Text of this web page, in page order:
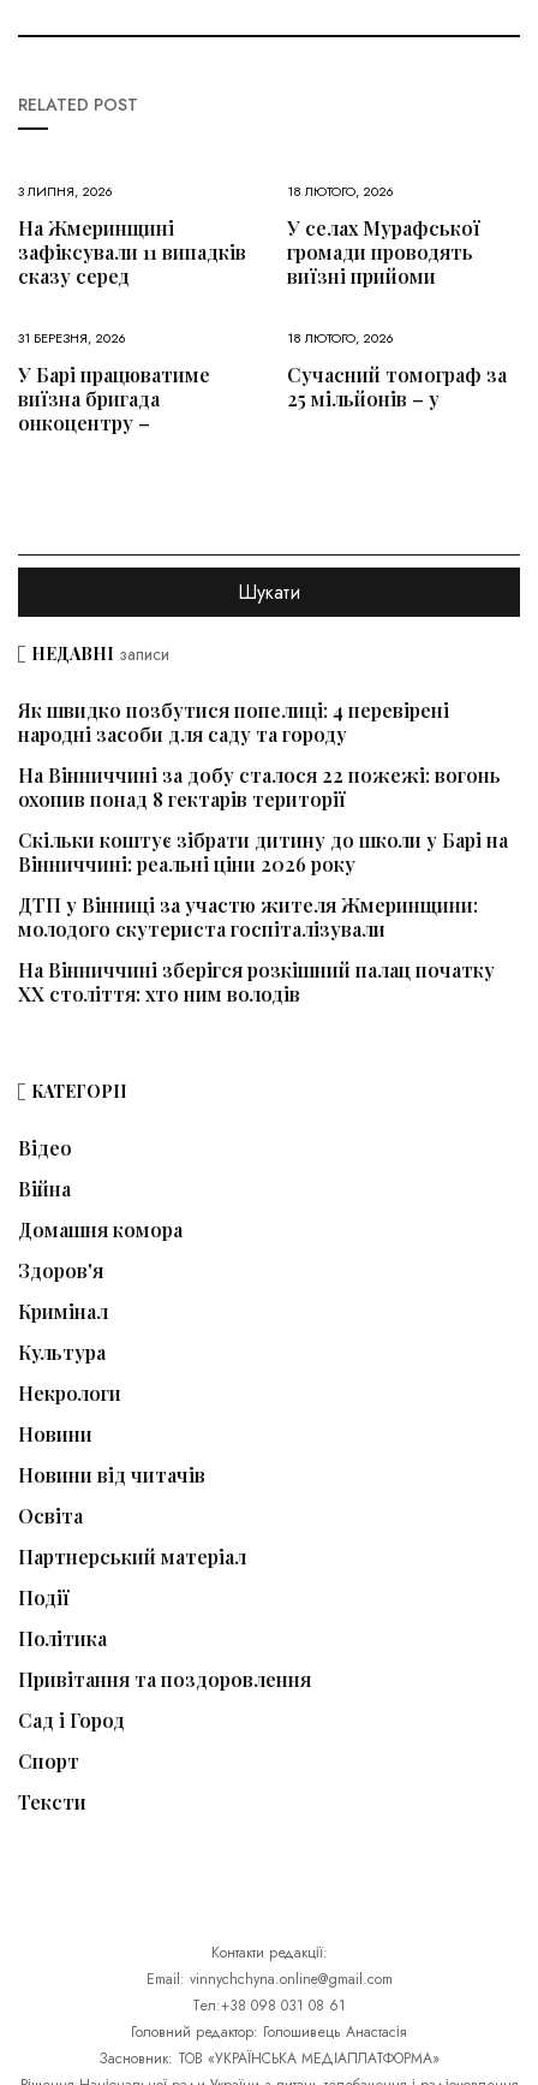
RELATED POST
3 ЛИПНЯ, 2026
На Жмеринщині
зафіксували 11 випадків
сказу серед
18 ЛЮТОГО, 2026
У селах Мурафської
громади проводять
виїзні прийоми
31 БЕРЕЗНЯ, 2026
У Барі працюватиме
виїзна бригада
онкоцентру –
18 ЛЮТОГО, 2026
Сучасний томограф за
25 мільйонів – у
НЕДАВНІ записи
Як швидко позбутися попелиці: 4 перевірені
народні засоби для саду та городу
На Вінниччині за добу сталося 22 пожежі: вогонь
охопив понад 8 гектарів території
Скільки коштує зібрати дитину до школи у Барі на
Вінниччині: реальні ціни 2026 року
ДТП у Вінниці за участю жителя Жмеринщини:
молодого скутериста госпіталізували
На Вінниччині зберігся розкішний палац початку
ХХ століття: хто ним володів
КАТЕГОРІЇ
Відео
Війна
Домашня комора
Здоров'я
Кримінал
Культура
Некрологи
Новини
Новини від читачів
Освіта
Партнерський матеріал
Події
Політика
Привітання та поздоровлення
Сад і Город
Спорт
Тексти
Контакти редакції:
Email: vinnychchyna.online@gmail.com
Тел:+38 098 031 08 61
Головний редактор: Голошивець Анастасія
Засновник: ТОВ «УКРАЇНСЬКА МЕДІАПЛАТФОРМА»